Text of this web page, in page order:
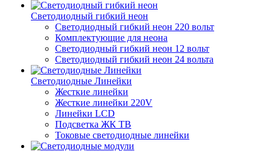
Светодиодный гибкий неон
Светодиодный гибкий неон 220 вольт
Комплектующие для неона
Светодиодный гибкий неон 12 вольт
Светодиодный гибкий неон 24 вольта
Светодиодные Линейки
Жесткие линейки
Жесткие линейки 220V
Линейки LCD
Подсветка ЖК ТВ
Токовые светодиодные линейки